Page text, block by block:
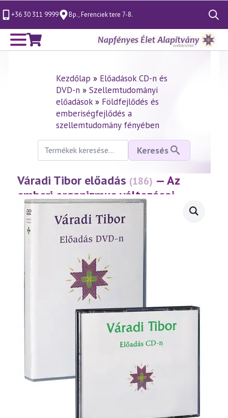
+36 30 311 9999 Bp., Ferenciek tere 7-8.
Search
for:
Kezdőlap » Előadások CD-n és
DVD-n» Szellemtudományi
előadások» Földfejlődés és
emberiségfejlődés a
szellemtudomány fényében
Keresés
következőre:
Keresés
Váradi Tibor előadás (186) — Az
emberi organizmus változásai
(2001.02.18.)